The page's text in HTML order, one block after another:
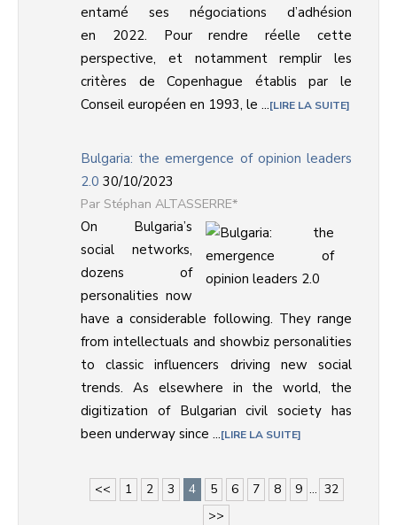
entamé ses négociations d’adhésion
en 2022. Pour rendre réelle cette
perspective, et notamment remplir les
critères de Copenhague établis par le
Conseil européen en 1993, le ... LIRE LA SUITE
Bulgaria: the emergence of opinion leaders
2.0 30/10/2023
Stéphan ALTASSERRE*
On Bulgaria’s
social networks,
dozens of
personalities now
have a considerable following. They range
from intellectuals and showbiz personalities
to classic influencers driving new social
trends. As elsewhere in the world, the
digitization of Bulgarian civil society has
been underway since ... LIRE LA SUITE
<< 1 2 3 4 5 6 7 8 9 ... 32
>>